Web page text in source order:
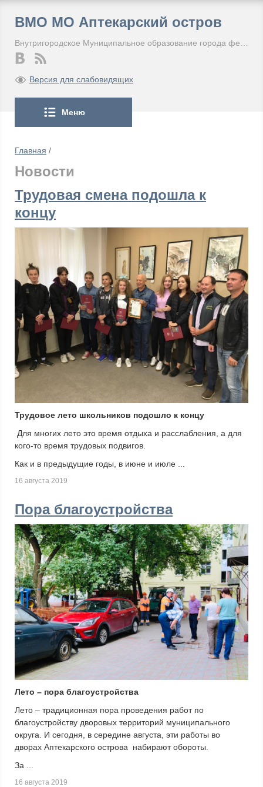
ВМО МО Аптекарский остров
Версия для слабовидящих
Меню
Главная /
Новости
Трудовая смена подошла к
концу
Трудовое лето школьников подошло к концу
Для многих лето это время отдыха и расслабления, а для
кого-то время трудовых подвигов.
Как и в предыдущие годы, в июне и июле ...
16 августа 2019
Пора благоустройства
Лето – пора благоустройства
Лето – традиционная пора проведения работ по
благоустройству дворовых территорий муниципального
округа. И сегодня, в середине августа, эти работы во
дворах Аптекарского острова набирают обороты.
За ...
16 августа 2019